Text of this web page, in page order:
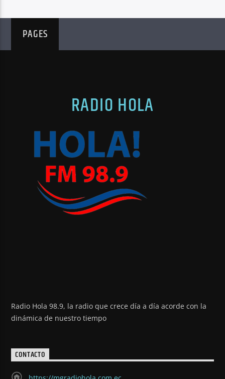
PAGES
RADIO HOLA
Radio Hola 98.9, la radio que crece día a día acorde con la
dinámica de nuestro tiempo
CONTACTO